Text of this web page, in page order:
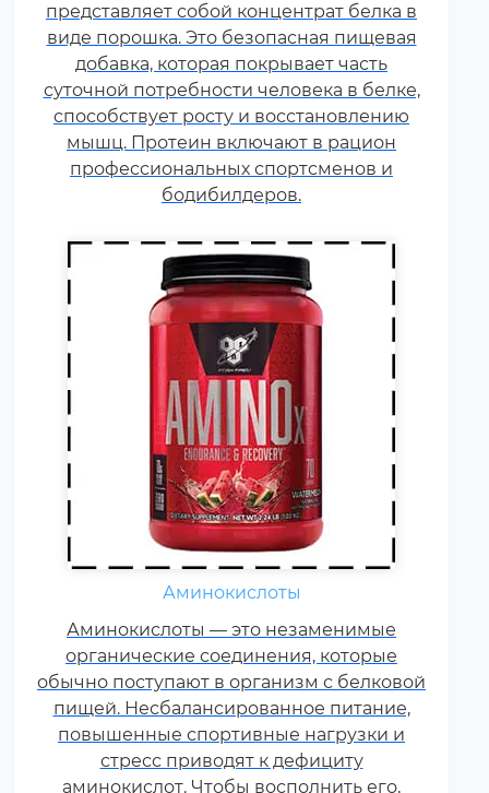
представляет собой концентрат белка в
виде порошка. Это безопасная пищевая
добавка, которая покрывает часть
суточной потребности человека в белке,
способствует росту и восстановлению
мышц. Протеин включают в рацион
профессиональных спортсменов и
бодибилдеров.
поступают в организм с
белковой пищей.
Несбалансированное питание,
повышенные спортивные
нагрузки и стресс приводят к
дефициту аминокислот. Чтобы
восполнить его, можно
принимать специальные
Аминокислоты
Аминокислоты — это незаменимые
органические соединения, которые
обычно поступают в организм с белковой
пищей. Несбалансированное питание,
повышенные спортивные нагрузки и
стресс приводят к дефициту
аминокислот. Чтобы восполнить его,
Жиросжигатели относятся к
добавок, которые способствуют
улучшению результатов
тренировок и помогают
избавляться от лишнего жира,
используя его в качестве
дополнительного источника